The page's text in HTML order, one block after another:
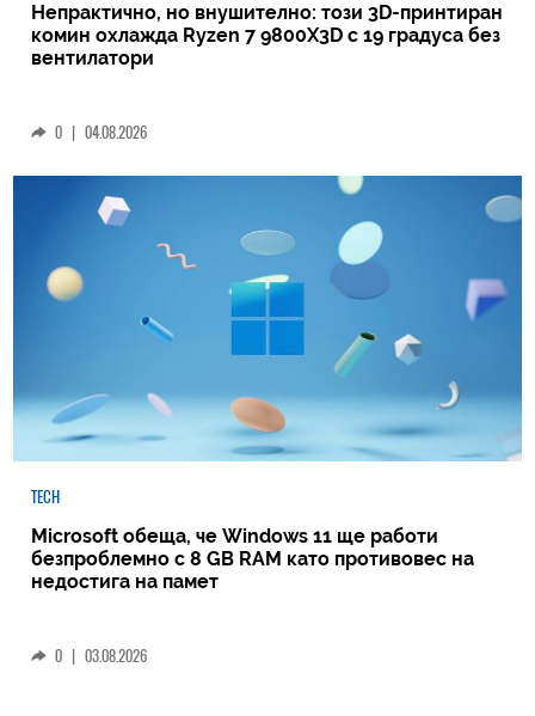
Непрактично, но внушително: този 3D-принтиран
комин охлажда Ryzen 7 9800X3D с 19 градуса без
вентилатори
0 | 04.08.2026
TECH
Microsoft обеща, че Windows 11 ще работи
безпроблемно с 8 GB RAM като противовес на
недостига на памет
0 | 03.08.2026